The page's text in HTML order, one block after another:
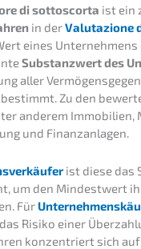
di sotto­scor­ta ist ein
in derValuta­zio­ne
eines
Substanz­wert des
aller
bestimmt. Zu den
anderem Immobi­li­en,
und Finanzanlagen.
ist diese das
um den Mindest­wert
Für
Risiko einer
konzen­triert sich